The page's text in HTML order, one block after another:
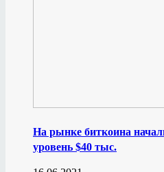
На рынке биткоина
уровень $40 тыс.